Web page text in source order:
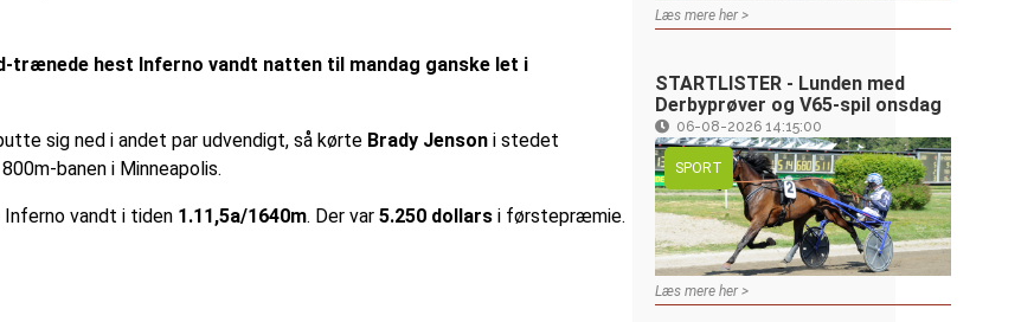
trænede hest Inferno vandt natten til mandag ganske let i
sig ned i andet par udvendigt, så kørte Brady Jenson i stedet
banen i Minneapolis.
Inferno vandt i tiden 1.11,5a/1640m. Der var 5.250 dollars i førstepræmie.
Læs mere her >
STARTLISTER - Lunden med
Derbyprøver og V65-spil onsdag
06-08-2026 14:15:00
SPORT
Læs mere her >